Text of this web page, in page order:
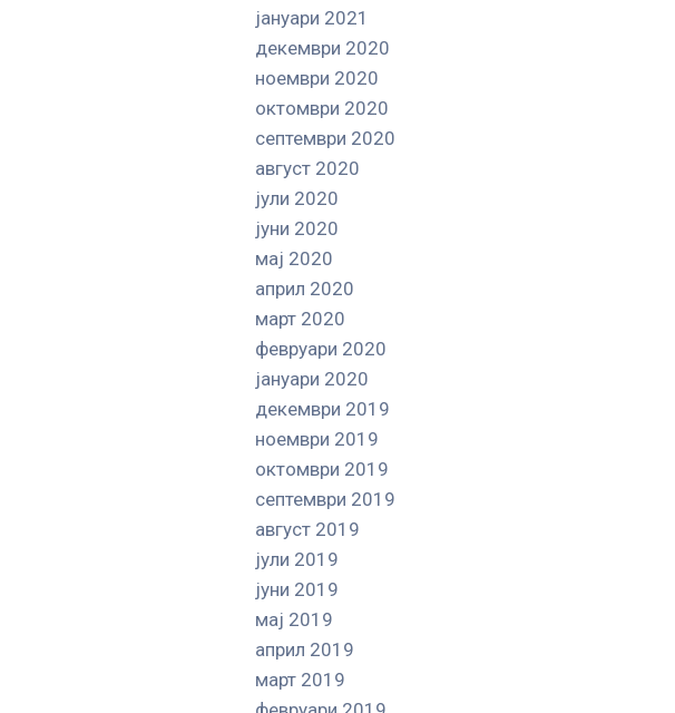
јануари 2021
декември 2020
ноември 2020
октомври 2020
септември 2020
август 2020
јули 2020
јуни 2020
мај 2020
април 2020
март 2020
февруари 2020
јануари 2020
декември 2019
ноември 2019
октомври 2019
септември 2019
август 2019
јули 2019
јуни 2019
мај 2019
април 2019
март 2019